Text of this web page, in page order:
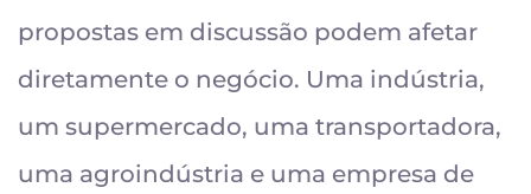
propostas em discussão podem afetar
diretamente o negócio. Uma indústria,
um supermercado, uma transportadora,
uma agroindústria e uma empresa de